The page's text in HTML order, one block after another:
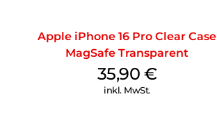
Apple iPhone 16 Pro Clear Case
MagSafe Transparent
35,90 €
inkl. MwSt.